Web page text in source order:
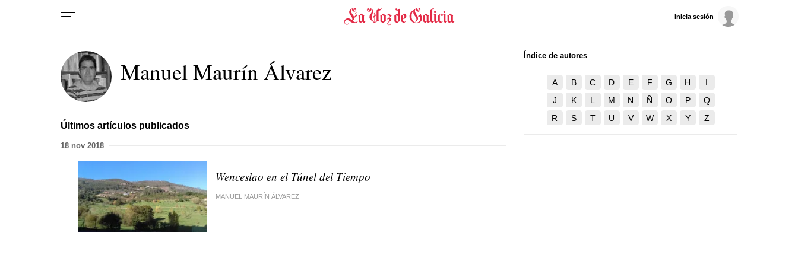
Inicia sesión
Manuel Maurín Álvarez
Últimos artículos publicados
18 nov 2018
Wenceslao en el Túnel del Tiempo
MANUEL MAURÍN ÁLVAREZ
Índice de autores
A B C D E F G H
I
J
K L M N Ñ O P
Q
R
S T U V W X Y Z